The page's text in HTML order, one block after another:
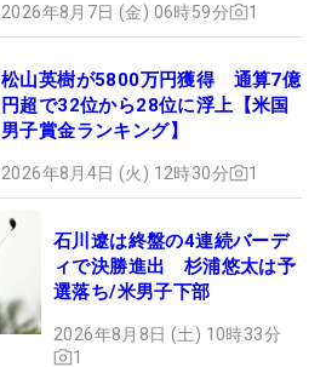
2026年8月7日 (金) 06時59分 1
松山英樹が5800万円獲得 通算7億
円超で32位から28位に浮上【米国
男子賞金ランキング】
2026年8月4日 (火) 12時30分 1
石川遼は終盤の4連続バーデ
ィで決勝進出 杉浦悠太は予
選落ち/米男子下部
2026年8月8日 (土) 10時33分
1